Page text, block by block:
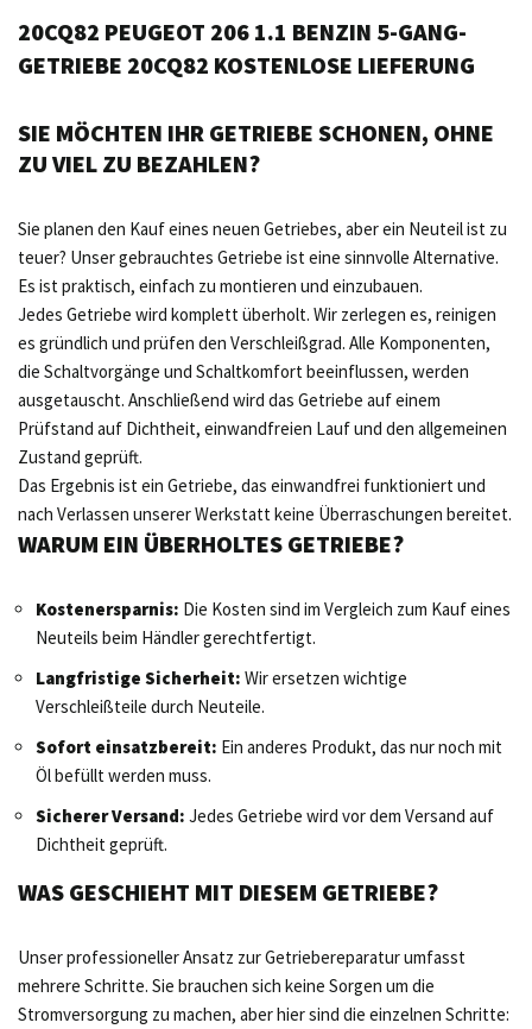
20CQ82 PEUGEOT 206 1.1 BENZIN 5-GANG-
GETRIEBE 20CQ82 KOSTENLOSE LIEFERUNG
SIE MÖCHTEN IHR GETRIEBE SCHONEN, OHNE
ZU VIEL ZU BEZAHLEN?
Sie planen den Kauf eines neuen Getriebes, aber ein Neuteil ist zu
teuer? Unser gebrauchtes Getriebe ist eine sinnvolle Alternative.
Es ist praktisch, einfach zu montieren und einzubauen.
Jedes Getriebe wird komplett überholt. Wir zerlegen es, reinigen
es gründlich und prüfen den Verschleißgrad. Alle Komponenten,
die Schaltvorgänge und Schaltkomfort beeinflussen, werden
ausgetauscht. Anschließend wird das Getriebe auf einem
Prüfstand auf Dichtheit, einwandfreien Lauf und den allgemeinen
Zustand geprüft.
Das Ergebnis ist ein Getriebe, das einwandfrei funktioniert und
nach Verlassen unserer Werkstatt keine Überraschungen bereitet.
WARUM EIN ÜBERHOLTES GETRIEBE?
Kostenersparnis: Die Kosten sind im Vergleich zum Kauf eines
Neuteils beim Händler gerechtfertigt.
Langfristige Sicherheit: Wir ersetzen wichtige
Verschleißteile durch Neuteile.
Sofort einsatzbereit: Ein anderes Produkt, das nur noch mit
Öl befüllt werden muss.
Sicherer Versand: Jedes Getriebe wird vor dem Versand auf
Dichtheit geprüft.
WAS GESCHIEHT MIT DIESEM GETRIEBE?
Unser professioneller Ansatz zur Getriebereparatur umfasst
mehrere Schritte. Sie brauchen sich keine Sorgen um die
Stromversorgung zu machen, aber hier sind die einzelnen Schritte: